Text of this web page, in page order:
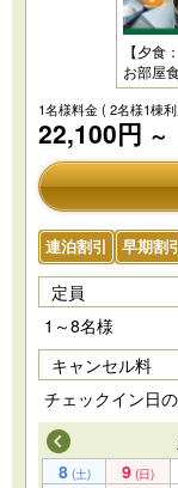
【夕
お部屋
1名様料金( 2名様1棟
22,100円 ～
連泊割引 早期割
定員
1～8名様
キャンセル料
チェックイン日
8 (土) 9 (日)